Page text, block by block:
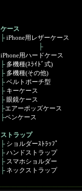
ケース
├iPhone用レザーケース
├
iPhone用ハードケース
├ 多機種(ｽﾗｲﾄﾞ式)
├ 多機種(その他)
├ベルトポーチ型
├ キーケース
├ 眼鏡ケース
├エアーポッズケース
├ペンケース
ストラップ
├ ショルダーｽﾄﾗｯﾌﾟ
├ハンドストラップ
├ スマホショルダー
├ ネックストラップ